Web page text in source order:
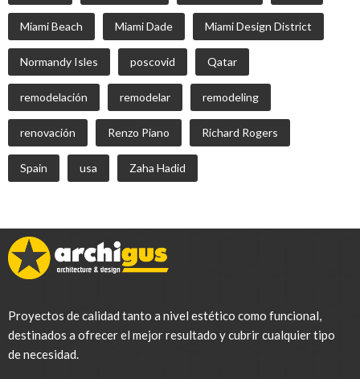
Miami Beach Miami Dade Miami Design District
Normandy Isles poscovid Qatar
remodelación remodelar remodeling
renovación Renzo Piano Richard Rogers
Spain usa Zaha Hadid
Proyectos de calidad tanto a nivel estético como funcional,
destinados a ofrecer el mejor resultado y cubrir cualquier tipo
de necesidad.